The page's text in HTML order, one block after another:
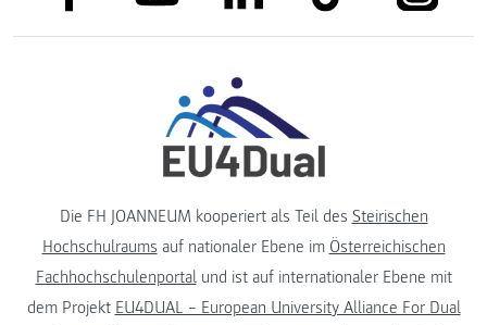
Die FH JOANNEUM kooperiert als Teil des Steirischen
Hochschulraums auf nationaler Ebene im Österreichischen
Fachhochschulenportalund ist auf internationaler Ebene mit
dem Projekt EU4DUAL – European University Alliance For Dual